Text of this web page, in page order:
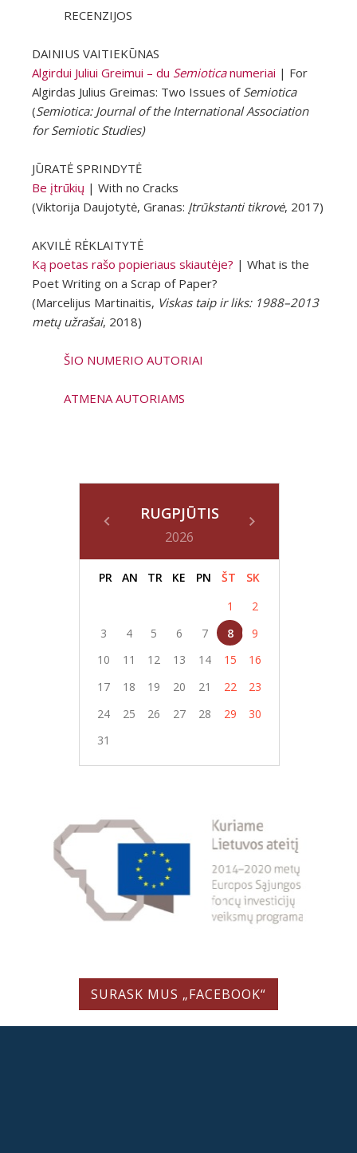
RECENZIJOS
DAINIUS VAITIEKŪNAS
Algirdui Juliui Greimui – du Semioticanumeriai | For
Algirdas Julius Greimas: Two Issues of Semiotica
(Semiotica: Journal of the International Association
for Semiotic Studies)
JŪRATĖ SPRINDYTĖ
Be įtrūkių | With no Cracks
(Viktorija Daujotytė, Granas: Įtrūkstanti tikrovė, 2017)
AKVILĖ RĖKLAITYTĖ
Ką poetas rašo popieriaus skiautėje? | What is the
Poet Writing on a Scrap of Paper?
(Marcelijus Martinaitis, Viskas taip ir liks: 1988–2013
metų užrašai, 2018)
ŠIO NUMERIO AUTORIAI
ATMENA AUTORIAMS
RUGPJŪTIS
2026
PR AN TR KE PN ŠT
SK
1
2
3
4 5 6 7 8
9
10
11 12 13 14 15
16
17
18 19 20 21 22
23
24
25 26 27 28 29
30
31
SURASK MUS „FACEBOOK“